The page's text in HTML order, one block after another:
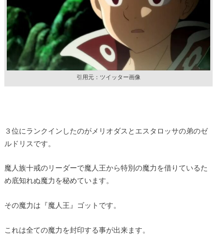
引用元：ツイッター画像
３位にランクインしたのがメリオダスとエスタロッサの弟のゼ
ルドリスです。
魔人族十戒のリーダーで魔人王から特別の魔力を借りているた
め底知れぬ魔力を秘めています。
その魔力は『魔人王』ゴットです。
これは全ての魔力を封印する事が出来ます。